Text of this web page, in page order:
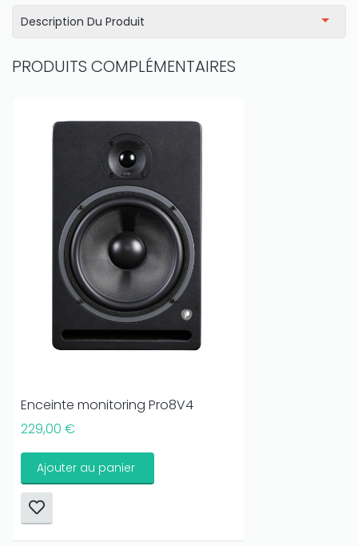
Description Du Produit
PRODUITS COMPLÉMENTAIRES
Enceinte monitoring Pro8V4
229,00 €
Ajouter au panier